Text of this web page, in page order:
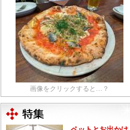
画像をクリックすると…？